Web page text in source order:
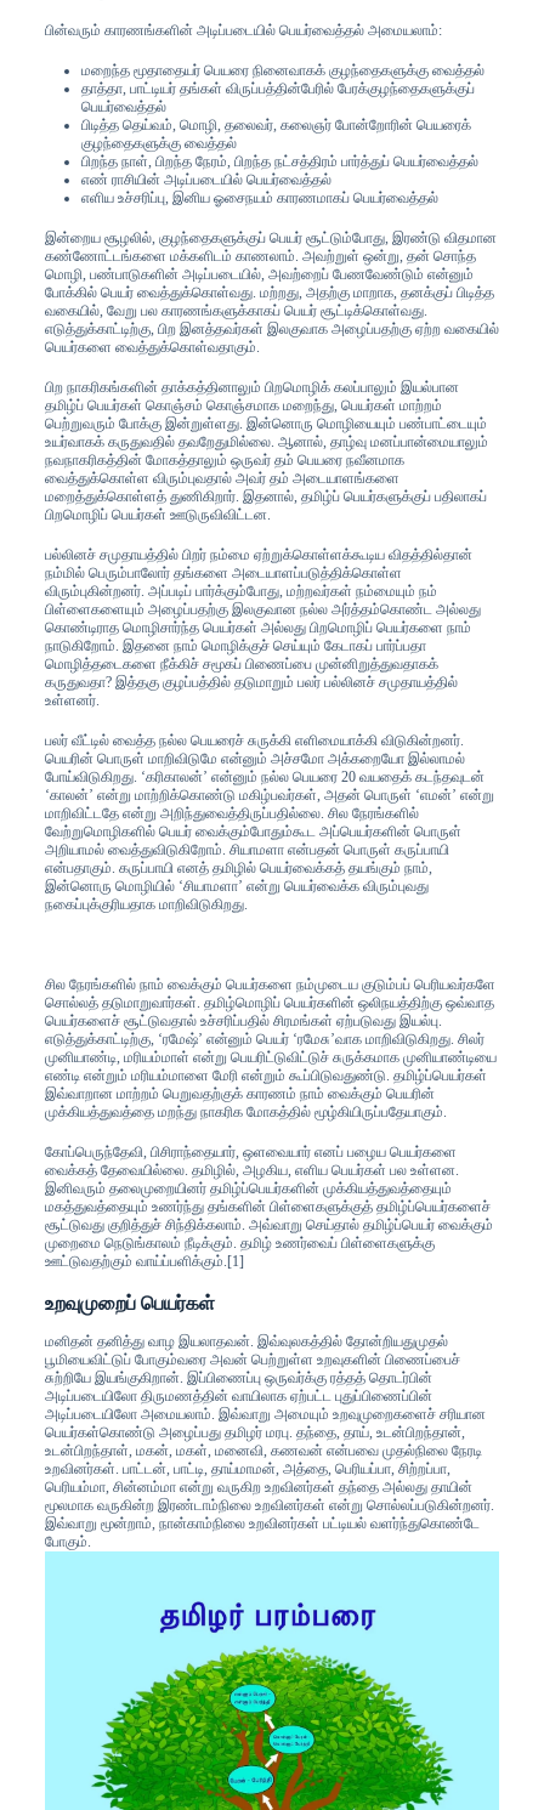
பின்வரும் காரணங்களின் அடிப்படையில் பெயர்வைத்தல் அமையலாம்:
மறைந்த மூதாதையர் பெயரை நினைவாகக் குழந்தைகளுக்கு வைத்தல்
தாத்தா, பாட்டியர் தங்கள் விருப்பத்தின்பேரில் பேரக்குழந்தைகளுக்குப்
பெயர்வைத்தல்
பிடித்த தெய்வம், மொழி, தலைவர், கலைஞர் போன்றோரின் பெயரைக்
குழந்தைகளுக்கு வைத்தல்
பிறந்த நாள், பிறந்த நேரம், பிறந்த நட்சத்திரம் பார்த்துப் பெயர்வைத்தல்
எண் ராசியின் அடிப்படையில் பெயர்வைத்தல்
எளிய உச்சரிப்பு, இனிய ஓசைநயம் காரணமாகப் பெயர்வைத்தல்
இன்றைய சூழலில், குழந்தைகளுக்குப் பெயர் சூட்டும்போது, இரண்டு விதமான
கண்ணோட்டங்களை மக்களிடம் காணலாம். அவற்றுள் ஒன்று, தன் சொந்த
மொழி, பண்பாடுகளின் அடிப்படையில், அவற்றைப் பேணவேண்டும் என்னும்
போக்கில் பெயர் வைத்துக்கொள்வது. மற்றது, அதற்கு மாறாக, தனக்குப் பிடித்த
வகையில், வேறு பல காரணங்களுக்காகப் பெயர் சூட்டிக்கொள்வது.
எடுத்துக்காட்டிற்கு, பிற இனத்தவர்கள் இலகுவாக அழைப்பதற்கு ஏற்ற வகையில்
பெயர்களை வைத்துக்கொள்வதாகும்.
பிற நாகரிகங்களின் தாக்கத்தினாலும் பிறமொழிக் கலப்பாலும் இயல்பான
தமிழ்ப் பெயர்கள் கொஞ்சம் கொஞ்சமாக மறைந்து, பெயர்கள் மாற்றம்
பெற்றுவரும் போக்கு இன்றுள்ளது. இன்னொரு மொழியையும் பண்பாட்டையும்
உயர்வாகக் கருதுவதில் தவறேதுமில்லை. ஆனால், தாழ்வு மனப்பான்மையாலும்
நவநாகரிகத்தின் மோகத்தாலும் ஒருவர் தம் பெயரை நவீனமாக
வைத்துக்கொள்ள விரும்புவதால் அவர் தம் அடையாளங்களை
மறைத்துக்கொள்ளத் துணிகிறார். இதனால், தமிழ்ப் பெயர்களுக்குப் பதிலாகப்
பிறமொழிப் பெயர்கள் ஊடுருவிவிட்டன.
பல்லினச் சமுதாயத்தில் பிறர் நம்மை ஏற்றுக்கொள்ளக்கூடிய விதத்தில்தான்
நம்மில் பெரும்பாலோர் தங்களை அடையாளப்படுத்திக்கொள்ள
விரும்புகின்றனர். அப்படிப் பார்க்கும்போது, மற்றவர்கள் நம்மையும் நம்
பிள்ளைகளையும் அழைப்பதற்கு இலகுவான நல்ல அர்த்தம்கொண்ட அல்லது
கொண்டிராத மொழிசார்ந்த பெயர்கள் அல்லது பிறமொழிப் பெயர்களை நாம்
நாடுகிறோம். இதனை நாம் மொழிக்குச் செய்யும் கேடாகப் பார்ப்பதா
மொழித்தடைகளை நீக்கிச் சமூகப் பிணைப்பை முன்னிறுத்துவதாகக்
கருதுவதா? இத்தகு குழப்பத்தில் தடுமாறும் பலர் பல்லினச் சமுதாயத்தில்
உள்ளனர்.
பலர் வீட்டில் வைத்த நல்ல பெயரைச் சுருக்கி எளிமையாக்கி விடுகின்றனர்.
பெயரின் பொருள் மாறிவிடுமே என்னும் அச்சமோ அக்கறையோ இல்லாமல்
போய்விடுகிறது. ‘கரிகாலன்’ என்னும் நல்ல பெயரை 20 வயதைக் கடந்தவுடன்
‘காலன்’ என்று மாற்றிக்கொண்டு மகிழ்பவர்கள், அதன் பொருள் ‘எமன்’ என்று
மாறிவிட்டதே என்று அறிந்துவைத்திருப்பதில்லை. சில நேரங்களில்
வேற்றுமொழிகளில் பெயர் வைக்கும்போதும்கூட அப்பெயர்களின் பொருள்
அறியாமல் வைத்துவிடுகிறோம். சியாமளா என்பதன் பொருள் கருப்பாயி
என்பதாகும். கருப்பாயி எனத் தமிழில் பெயர்வைக்கத் தயங்கும் நாம்,
இன்னொரு மொழியில் ‘சியாமளா’ என்று பெயர்வைக்க விரும்புவது
நகைப்புக்குரியதாக மாறிவிடுகிறது.
சில நேரங்களில் நாம் வைக்கும் பெயர்களை நம்முடைய குடும்பப் பெரியவர்களே
சொல்லத் தடுமாறுவார்கள். தமிழ்மொழிப் பெயர்களின் ஒலிநயத்திற்கு ஒவ்வாத
பெயர்களைச் சூட்டுவதால் உச்சரிப்பதில் சிரமங்கள் ஏற்படுவது இயல்பு.
எடுத்துக்காட்டிற்கு, ‘ரமேஷ்’ என்னும் பெயர் ‘ரமேசு’வாக மாறிவிடுகிறது. சிலர்
முனியாண்டி, மரியம்மாள் என்று பெயரிட்டுவிட்டுச் சுருக்கமாக முனியாண்டியை
எண்டி என்றும் மரியம்மாளை மேரி என்றும் கூப்பிடுவதுண்டு. தமிழ்ப்பெயர்கள்
இவ்வாறான மாற்றம் பெறுவதற்குக் காரணம் நாம் வைக்கும் பெயரின்
முக்கியத்துவத்தை மறந்து நாகரிக மோகத்தில் மூழ்கியிருப்பதேயாகும்.
கோப்பெருந்தேவி, பிசிராந்தையார், ஒளவையார் எனப் பழைய பெயர்களை
வைக்கத் தேவையில்லை. தமிழில், அழகிய, எளிய பெயர்கள் பல உள்ளன.
இனிவரும் தலைமுறையினர் தமிழ்ப்பெயர்களின் முக்கியத்துவத்தையும்
மகத்துவத்தையும் உணர்ந்து தங்களின் பிள்ளைகளுக்குத் தமிழ்ப்பெயர்களைச்
சூட்டுவது குறித்துச் சிந்திக்கலாம். அவ்வாறு செய்தால் தமிழ்ப்பெயர் வைக்கும்
முறைமை நெடுங்காலம் நீடிக்கும். தமிழ் உணர்வைப் பிள்ளைகளுக்கு
ஊட்டுவதற்கும் வாய்ப்பளிக்கும்.[1]
உறவுமுறைப் பெயர்கள்
மனிதன் தனித்து வாழ இயலாதவன். இவ்வுலகத்தில் தோன்றியதுமுதல்
பூமியைவிட்டுப் போகும்வரை அவன் பெற்றுள்ள உறவுகளின் பிணைப்பைச்
சுற்றியே இயங்குகிறான். இப்பிணைப்பு ஒருவர்க்கு ரத்தத் தொடர்பின்
அடிப்படையிலோ திருமணத்தின் வாயிலாக ஏற்பட்ட புதுப்பிணைப்பின்
அடிப்படையிலோ அமையலாம். இவ்வாறு அமையும் உறவுமுறைகளைச் சரியான
பெயர்கள்கொண்டு அழைப்பது தமிழர் மரபு. தந்தை, தாய், உடன்பிறந்தான்,
உடன்பிறந்தாள், மகன், மகள், மனைவி, கணவன் என்பவை முதல்நிலை நேரடி
உறவினர்கள். பாட்டன், பாட்டி, தாய்மாமன், அத்தை, பெரியப்பா, சிற்றப்பா,
பெரியம்மா, சின்னம்மா என்று வருகிற உறவினர்கள் தந்தை அல்லது தாயின்
மூலமாக வருகின்ற இரண்டாம்நிலை உறவினர்கள் என்று சொல்லப்படுகின்றனர்.
இவ்வாறு மூன்றாம், நான்காம்நிலை உறவினர்கள் பட்டியல் வளர்ந்துகொண்டே
போகும்.